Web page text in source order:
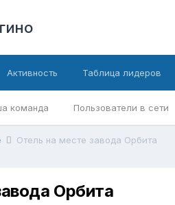
команда Пользователи в сети
Активность Таблица лидеров
Отель на месте завода Орбита
Орбита